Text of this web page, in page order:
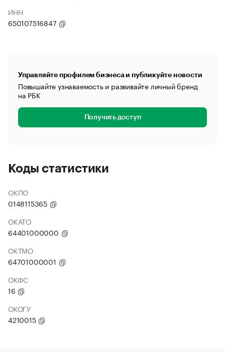
ИНН
650107516847
Управляйте профилем бизнеса и публикуйте новости
Повышайте узнаваемость и развивайте личный бренд
на РБК
Получить доступ
Коды статистики
ОКПО
0148115365
ОКАТО
64401000000
ОКТМО
64701000001
ОКФС
16
ОКОГУ
4210015